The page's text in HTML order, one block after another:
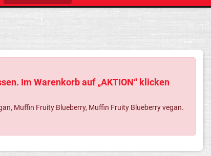
Im Warenkorb auf „AKTION“ klicken
Muffin Fruity Blueberry, Muffin Fruity Blueberry vegan.